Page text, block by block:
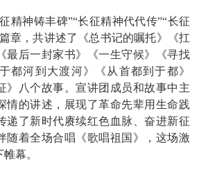
精神铸丰碑”“长征精神代代传”“长征
章，共讲述了《总书记的嘱托》《扛
最后一封家书》《一生守候》《寻找
都河到大渡河》《从首都到于都》
》八个故事。宣讲团成员和故事中主
情的讲述，展现了革命先辈用生命践
递了新时代赓续红色血脉、奋进新征
随着全场合唱《歌唱祖国》，这场激
幕。